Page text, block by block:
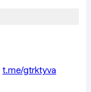
t.me/gtrktyva